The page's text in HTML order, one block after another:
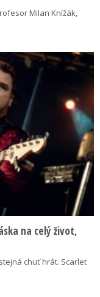
Milan Knížák,
na celý život,
chuť hrát. Scarlet